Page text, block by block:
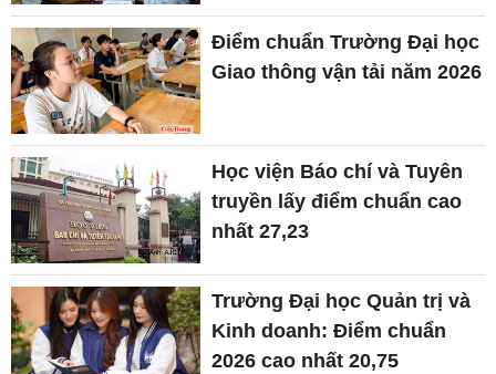
Điểm chuẩn Trường Đại học
Giao thông vận tải năm 2026
Học viện Báo chí và Tuyên
truyền lấy điểm chuẩn cao
nhất 27,23
Trường Đại học Quản trị và
Kinh doanh: Điểm chuẩn
2026 cao nhất 20,75